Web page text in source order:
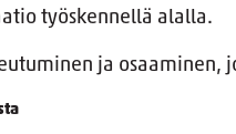
työskennellä alalla.
ja osaaminen,